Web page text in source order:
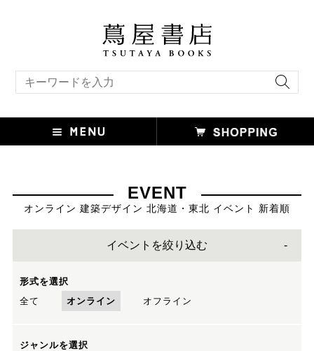
EVENT
オンライン 建築デザイン 北海道・東北 イベント 新着順
イベントを絞り込む
形式を選択
全て
オンライン オフライン
ジャンルを選択